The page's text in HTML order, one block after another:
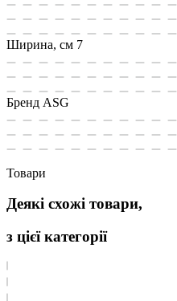
Ширина, см 7
Бренд ASG
Товари
Деякі схожі товари,
з цієї категорії